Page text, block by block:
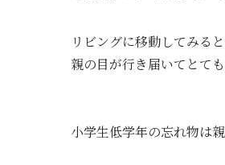
リビングに移動してみる
親の目が行き届いてとても
小学生低学年の忘れ物は